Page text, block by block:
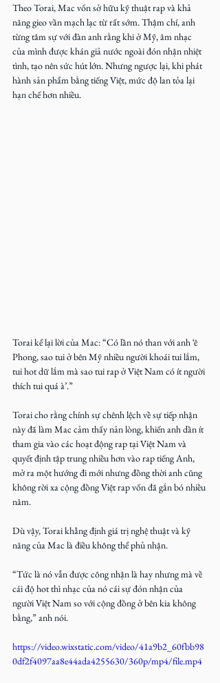
Theo Torai, Mac vốn sở hữu kỹ thuật rap và khả
năng gieo vần mạch lạc từ rất sớm. Thậm chí, anh
từng tâm sự với đàn anh rằng khi ở Mỹ, âm nhạc
của mình được khán giả nước ngoài đón nhận nhiệt
tình, tạo nên sức hút lớn. Nhưng ngược lại, khi phát
hành sản phẩm bằng tiếng Việt, mức độ lan tỏa lại
hạn chế hơn nhiều.
Torai kể lại lời của Mac: “Có lần nó than với anh ‘ê
Phong, sao tui ở bên Mỹ nhiều người khoái tui lắm,
tui hot dữ lắm mà sao tui rap ở Việt Nam có ít người
thích tui quá à’.”
Torai cho rằng chính sự chênh lệch về sự tiếp nhận
này đã làm Mac cảm thấy nản lòng, khiến anh dần ít
tham gia vào các hoạt động rap tại Việt Nam và
quyết định tập trung nhiều hơn vào rap tiếng Anh,
mở ra một hướng đi mới nhưng đồng thời anh cũng
không rời xa cộng đồng Việt rap vốn đã gắn bó nhiều
năm.
Dù vậy, Torai khẳng định giá trị nghệ thuật và kỹ
năng của Mac là điều không thể phủ nhận.
“Tức là nó vẫn được công nhận là hay nhưng mà về
cái độ hot thì nhạc của nó cái sự đón nhận của
người Việt Nam so với cộng đồng ở bên kia không
bằng,” anh nói.
https://video.wixstatic.com/video/41a9b2_60fbb98
0df2f4097aa8e44ada4255630/360p/mp4/file.mp4